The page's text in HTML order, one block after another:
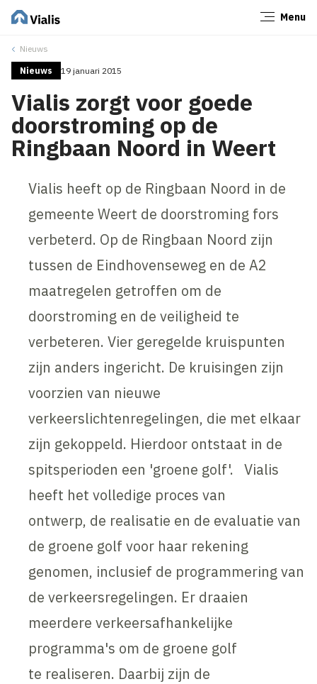
Menu
Nieuws
Nieuws 19 januari 2015
Vialis zorgt voor goede
doorstroming op de
Ringbaan Noord in Weert
Vialis heeft op de Ringbaan Noord in de
gemeente Weert de doorstroming fors
verbeterd. Op de Ringbaan Noord zijn
tussen de Eindhovenseweg en de A2
maatregelen getroffen om de
doorstroming en de veiligheid te
verbeteren. Vier geregelde kruispunten
zijn anders ingericht. De kruisingen zijn
voorzien van nieuwe
verkeerslichtenregelingen, die met elkaar
zijn gekoppeld. Hierdoor ontstaat in de
spitsperioden een 'groene golf'. Vialis
heeft het volledige proces van
ontwerp, de realisatie en de evaluatie van
de groene golf voor haar rekening
genomen, inclusief de programmering van
de verkeersregelingen. Er draaien
meerdere verkeersafhankelijke
programma's om de groene golf
te realiseren. Daarbij zijn de
Sluiten